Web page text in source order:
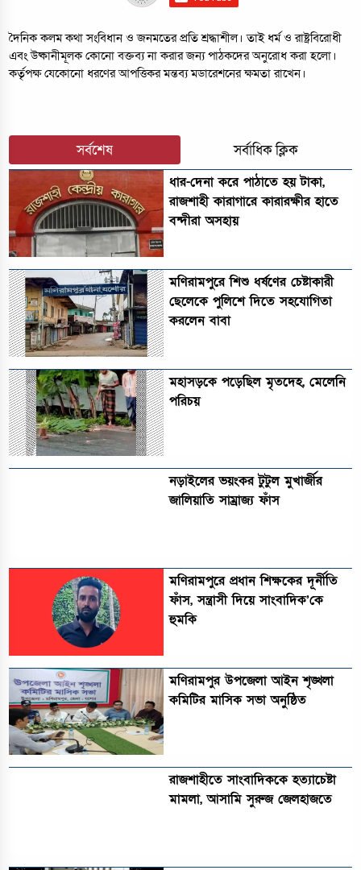
দৈনিক কলম কথা সংবিধান ও জনমতের প্রতি শ্রদ্ধাশীল। তাই ধর্ম ও রাষ্ট্রবিরোধী
এবং উষ্কানীমূলক কোনো বক্তব্য না করার জন্য পাঠকদের অনুরোধ করা হলো।
কর্তৃপক্ষ যেকোনো ধরণের আপত্তিকর মন্তব্য মডারেশনের ক্ষমতা রাখেন।
সর্বশেষ সর্বাধিক ক্লিক
ধার-দেনা করে পাঠাতে হয় টাকা,
রাজশাহী কারাগারে কারারক্ষীর হাতে
বন্দীরা অসহায়
মণিরামপুরে শিশু ধর্ষণের চেষ্টাকারী
ছেলেকে পুলিশে দিতে সহযোগিতা
করলেন বাবা
মহাসড়কে পড়েছিল মৃতদেহ, মেলেনি
পরিচয়
নড়াইলের ভয়ংকর টুটুল মুখার্জীর
জালিয়াতি সাম্রাজ্য ফাঁস
মণিরামপুরে প্রধান শিক্ষকের দূর্নীতি
ফাঁস, সন্ত্রাসী দিয়ে সাংবাদিক’কে
হুমকি
মণিরামপুর উপজেলা আইন শৃঙ্খলা
কমিটির মাসিক সভা অনুষ্ঠিত‎‎
রাজশাহীতে সাংবাদিককে হত্যাচেষ্টা
মামলা, আসামি সুরুজ জেলহাজতে